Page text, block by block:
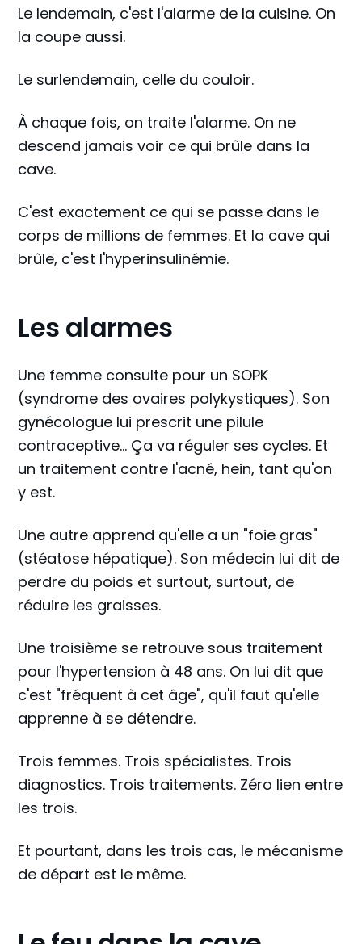
Le lendemain, c'est l'alarme de la cuisine. On
la coupe aussi.
Le surlendemain, celle du couloir.
À chaque fois, on traite l'alarme. On ne
descend jamais voir ce qui brûle dans la
cave.
C'est exactement ce qui se passe dans le
corps de millions de femmes. Et la cave qui
brûle, c'est l'hyperinsulinémie.
Les alarmes
Une femme consulte pour un SOPK
(syndrome des ovaires polykystiques). Son
gynécologue lui prescrit une pilule
contraceptive... Ça va réguler ses cycles. Et
un traitement contre l'acné, hein, tant qu'on
y est.
Une autre apprend qu'elle a un "foie gras"
(stéatose hépatique). Son médecin lui dit de
perdre du poids et surtout, surtout, de
réduire les graisses.
Une troisième se retrouve sous traitement
pour l'hypertension à 48 ans. On lui dit que
c'est "fréquent à cet âge", qu'il faut qu'elle
apprenne à se détendre.
Trois femmes. Trois spécialistes. Trois
diagnostics. Trois traitements. Zéro lien entre
les trois.
Et pourtant, dans les trois cas, le mécanisme
de départ est le même.